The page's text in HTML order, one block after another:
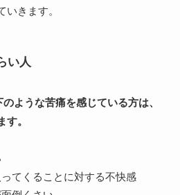
きます。
い人
のような苦痛を感じている方は、
。
てくることに対する不快感